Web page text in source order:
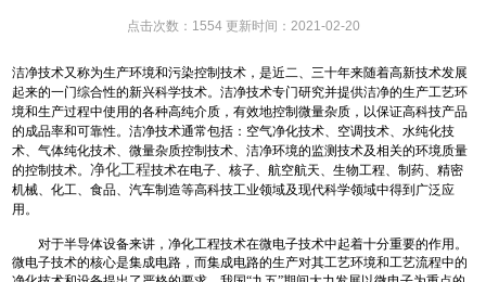
点击次数：1554 更新时间：2021-02-20
洁净技术又称为生产环境和污染控制技术，是近二、三十年来随着高新技术发展
起来的一门综合性的新兴科学技术。洁净技术专门研究并提供洁净的生产工艺环
境和生产过程中使用的各种高纯介质，有效地控制微量杂质，以保证高科技产品
的成品率和可靠性。洁净技术通常包括：空气净化技术、空调技术、水纯化技
术、气体纯化技术、微量杂质控制技术、洁净环境的监测技术及相关的环境质量
的控制技术。净化工程技术在电子、核子、航空航天、生物工程、制药、精密
机械、化工、食品、汽车制造等高科技工业领域及现代科学领域中得到广泛应
用。
对于半导体设备来讲，净化工程技术在微电子技术中起着十分重要的作用。
微电子技术的核心是集成电路，而集成电路的生产对其工艺环境和工艺流程中的